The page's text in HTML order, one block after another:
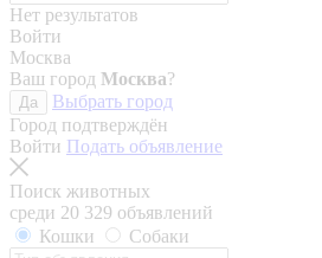
Нет результатов
Войти
Москва
Ваш город Москва?
Да
Выбрать город
Город подтверждён
Войти Подать объявление
Поиск животных
среди 20 329 объявлений
Кошки
Собаки